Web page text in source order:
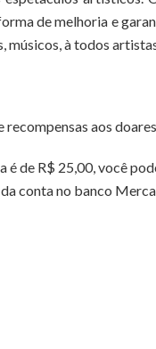
de melhoria e
à todos
aos
de R$ 25,00, você
conta no banco